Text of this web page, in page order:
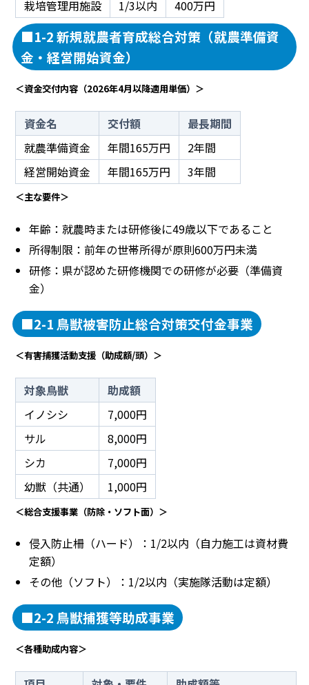
栽培管理用施設
1/3以内 400万円
■1-2 新規就農者育成総合対策（就農準備資
金・経営開始資金）
＜資金交付内容（2026年4月以降適用単価）＞
資金名 交付額
最長期間
就農準備資金
年間165万円
2年間
経営開始資金
年間165万円 3年間
＜主な要件＞
年齢：就農時または研修後に49歳以下であること
所得制限：前年の世帯所得が原則600万円未満
研修：県が認めた研修機関での研修が必要（準備資
金）
■2-1 鳥獣被害防止総合対策交付金事業
＜有害捕獲活動支援（助成額/頭）＞
対象鳥獣
助成額
イノシシ
7,000円
サル
8,000円
シカ
7,000円
幼獣（共通）
1,000円
＜総合支援事業（防除・ソフト面）＞
侵入防止柵（ハード）：1/2以内（自力施工は資材費
定額）
その他（ソフト）：1/2以内（実施隊活動は定額）
■2-2 鳥獣捕獲等助成事業
＜各種助成内容＞